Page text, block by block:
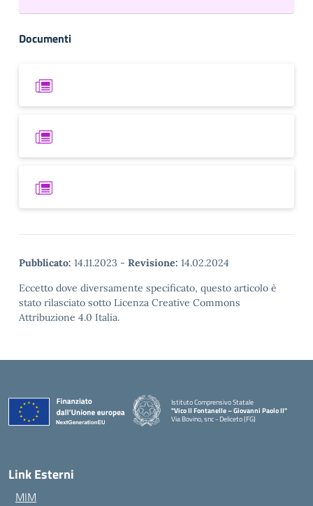
Documenti
Pubblicato: 14.11.2023 - Revisione: 14.02.2024
Eccetto dove diversamente specificato, questo articolo è
stato rilasciato sotto Licenza Creative Commons
Attribuzione 4.0 Italia.
Istituto Comprensivo Statale
"Vico II Fontanelle – Giovanni Paolo II"
Via Bovino, snc - Deliceto (FG)
Link Esterni
MIM